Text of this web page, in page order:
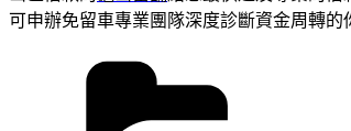
可申辦免留車專業團隊深度診斷資金周轉的